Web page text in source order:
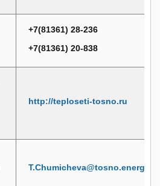
+7(81361) 28-236
+7(81361) 20-838
http://teploseti-tosno.ru